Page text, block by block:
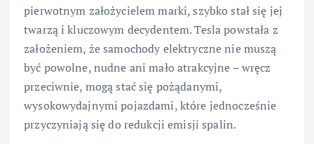
pierwotnym założycielem marki, szybko stał się jej
twarzą i kluczowym decydentem. Tesla powstała z
założeniem, że samochody elektryczne nie muszą
być powolne, nudne ani mało atrakcyjne – wręcz
przeciwnie, mogą stać się pożądanymi,
wysokowydajnymi pojazdami, które jednocześnie
przyczyniają się do redukcji emisji spalin.